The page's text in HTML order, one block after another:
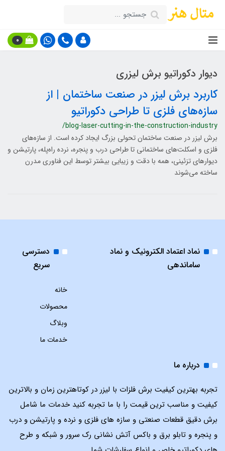
0
دیوار دکوراتیو برش لیزری
کاربرد برش لیزر در صنعت ساختمان | از
سازه‌های فلزی تا طراحی دکوراتیو
/blog-laser-cutting-in-the-construction-industry
برش لیزر در صنعت ساختمان تحولی بزرگ ایجاد کرده است. از سازه‌های
فلزی و اسکلت‌های ساختمانی تا طراحی درب و پنجره، نرده راه‌پله، پارتیشن و
دیوارهای تزئینی، همه با دقت و زیبایی بیشتر توسط این فناوری مدرن
ساخته می‌شوند
نماد اعتماد الکترونیک و نماد
ساماندهی
دسترسی
سریع
خانه
محصولات
وبلاگ
خدمات ما
درباره ما
تجربه بهترین کیفیت برش فلزات با لیزر در کوتاهترین زمان و بالاترین
کیفیت و مناسب ترین قیمت را با ما تجربه کنید خدمات ما شامل
برش دقیق قطعات صنعتی و سازه های فلزی و نرده و پارتیشن و درب
و پنجره و تابلو برق و باکس آتش نشانی رک سرور و شبکه و طرح